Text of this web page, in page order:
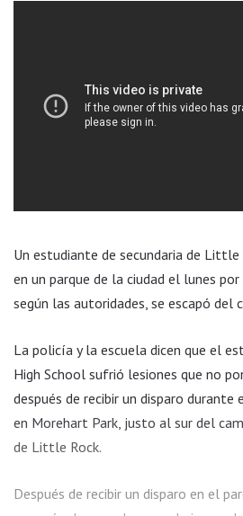
Un estudiante de secundaria de Little
en un parque de la ciudad el lunes
según las autoridades, se escapó del
La policía y la escuela dicen que el
High School sufrió lesiones que no
después de recibir un disparo
en Morehart Park, justo al sur del
de Little Rock.
Después de recibir un disparo en el